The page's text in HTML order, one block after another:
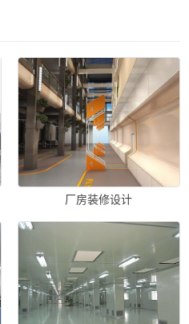
厂房装修设计